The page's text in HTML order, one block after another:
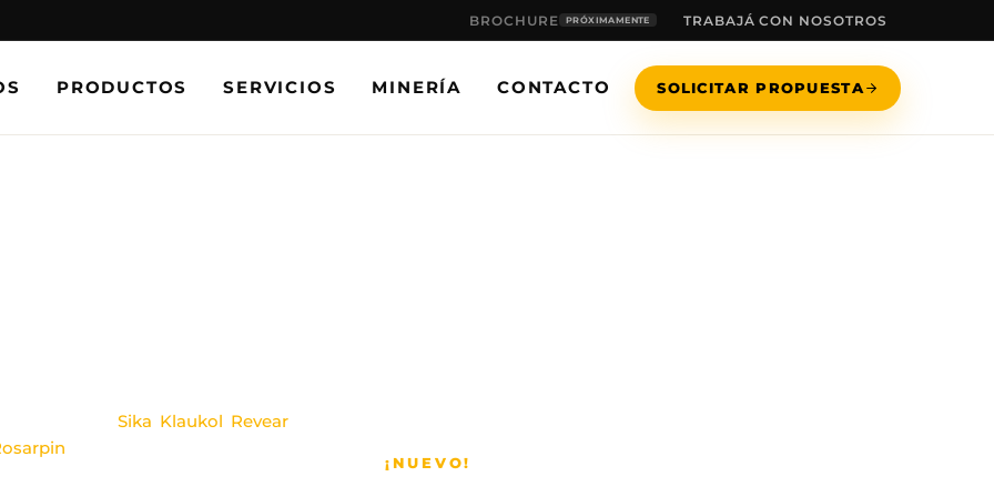
BROCHURE PRÓXIMAMENTE TRABAJÁ CON NOSOTROS
PRODUCTOS SERVICIOS MINERÍA CONTACTO SOLICITAR PROPUESTA
líderes comoSika Klaukol Revear
¡NUEVO!